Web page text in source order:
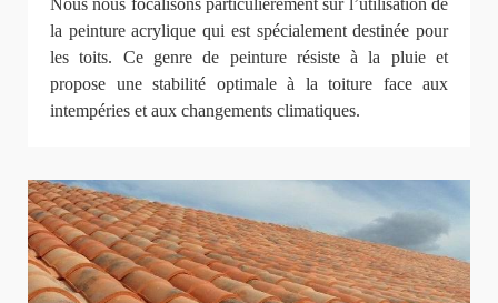
la peinture acrylique qui est spécialement destinée pour
les toits. Ce genre de peinture résiste à la pluie et
propose une stabilité optimale à la toiture face aux
intempéries et aux changements climatiques.